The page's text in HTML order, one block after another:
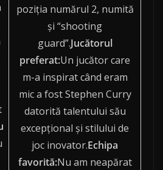
poziția numărul 2, numită
şi “shooting
guard”.Jucătorul
preferat:Un jucător care
m-a inspirat când eram
mic a fost Stephen Curry
datorită talentului său
excepţional şi stilului de
joc inovator.Echipa
favorită:Nu am neapărat